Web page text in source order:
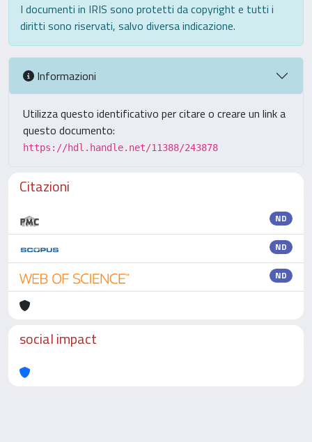
I documenti in IRIS sono protetti da copyright e tutti i
diritti sono riservati, salvo diversa indicazione.
Informazioni
Utilizza questo identificativo per citare o creare un link a
questo documento:
https://hdl.handle.net/11388/243878
Citazioni
ND
ND
ND
social impact